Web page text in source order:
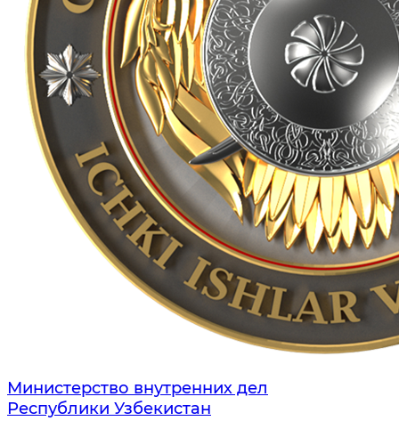
Министерство внутренних дел
Республики Узбекистан